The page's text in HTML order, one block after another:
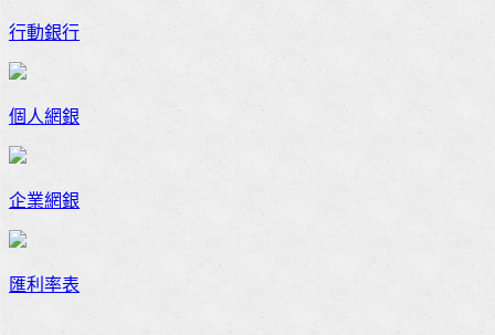
行動銀行
個人網銀
企業網銀
匯利率表